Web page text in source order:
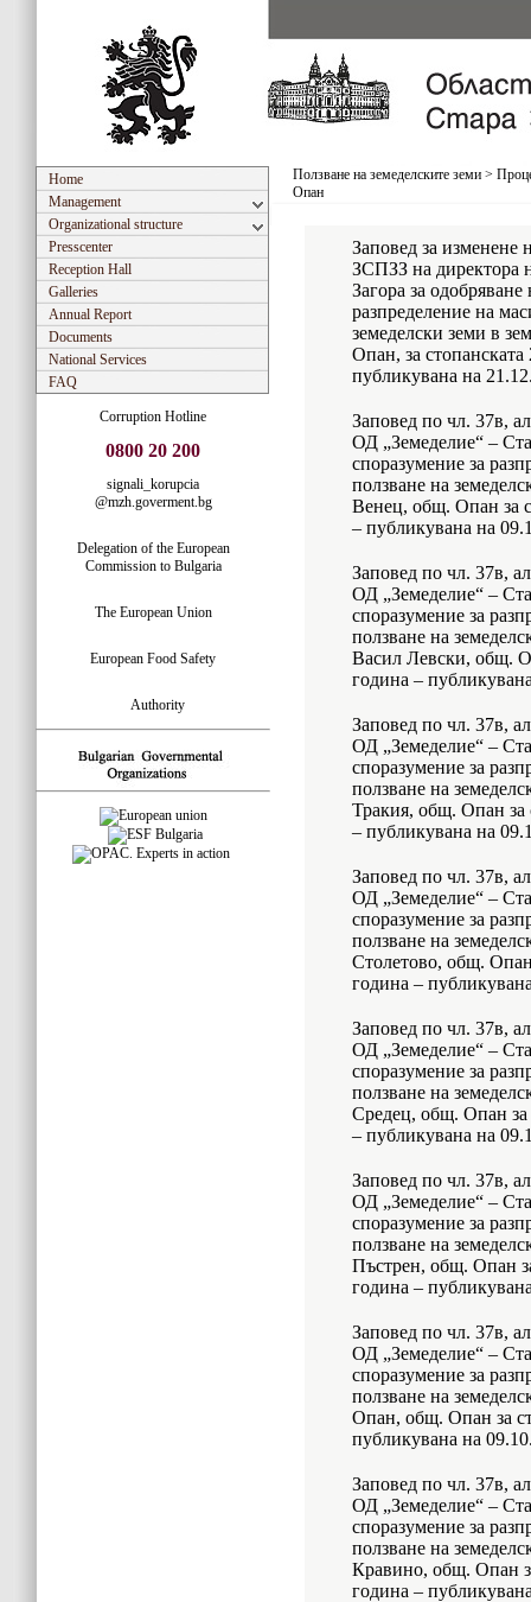
Home
Management
Organizational structure
Presscenter
Reception Hall
Galleries
Annual Report
Documents
National Services
FAQ
Corruption Hotline
0800 20 200
signali_korupcia
@mzh.goverment.bg
Delegation of the European
Commission to Bulgaria
The European Union
European Food Safety
Authority
Ползване на земеделските земи >
Опан
Заповед за изменене
ЗСПЗЗ на директора
Загора за
разпределение на
земеделски земи в
Опан, за
публикувана на
Заповед по чл. 37в,
ОД „Земеделие“ –
споразумение за
ползване на
Венец, общ. Опан за
– публикувана на
Заповед по чл. 37в,
ОД „Земеделие“ –
споразумение за
ползване на
Васил Левски, общ.
година –
Заповед по чл. 37в,
ОД „Земеделие“ –
споразумение за
ползване на
Тракия, общ. Опан за
– публикувана на
Заповед по чл. 37в,
ОД „Земеделие“ –
споразумение за
ползване на
Столетово, общ. Опан
година –
Заповед по чл. 37в,
ОД „Земеделие“ –
споразумение за
ползване на
Средец, общ. Опан за
– публикувана на
Заповед по чл. 37в,
ОД „Земеделие“ –
споразумение за
ползване на
Пъстрен, общ. Опан
година –
Заповед по чл. 37в,
ОД „Земеделие“ –
споразумение за
ползване на
Опан, общ. Опан за
публикувана на
Заповед по чл. 37в,
ОД „Земеделие“ –
споразумение за
ползване на
Кравино, общ. Опан
година –